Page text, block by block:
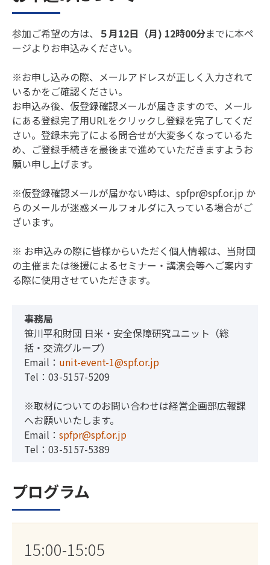
参加ご希望の方は、 ５月12日（月) 12時00分までに本ペ
ージよりお申込みください。
※お申し込みの際、メールアドレスが正しく入力されて
いるかをご確認ください。
お申込み後、仮登録確認メールが届きますので、メール
にある登録完了用URLをクリックし登録を完了してくだ
さい。登録未完了による問合せが大変多くなっているた
め、ご登録手続きを最後まで進めていただきますようお
願い申し上げます。
※仮登録確認メールが届かない時は、spfpr@spf.or.jp か
らのメールが迷惑メールフォルダに入っている場合がご
ざいます。
※ お申込みの際に皆様からいただく個人情報は、当財団
の主催または後援によるセミナー・講演会等へご案内す
る際に使用させていただきます。
事務局
笹川平和財団 日米・安全保障研究ユニット（総
括・交流グループ）
Email： unit-event-1@spf.or.jp
Tel：03-5157-5209
※取材についてのお問い合わせは経営企画部広報課
へお願いいたします。
Email： spfpr@spf.or.jp
Tel：03-5157-5389
プログラム
15:00-15:05